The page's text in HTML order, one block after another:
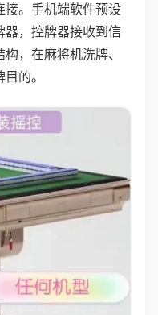
接。手机端软件预设
器，控牌器接收到信
，在麻将机洗牌、
的。